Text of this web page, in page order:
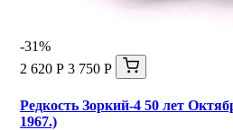
-31%
2 620 Р 3 750 Р
Редкость Зоркий-4 50 лет
1967.)